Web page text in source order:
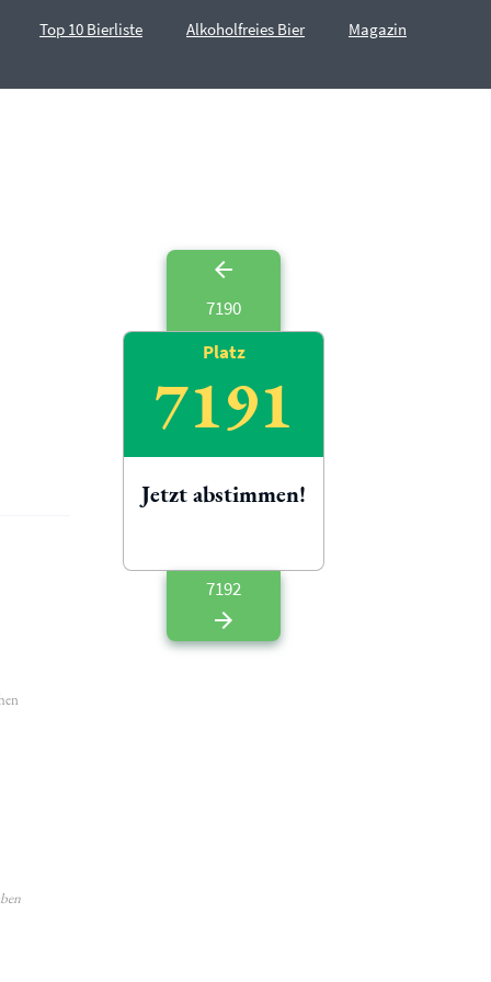
Top 10 Bierliste Alkoholfreies Bier Magazin
7190
Platz
7191
Jetzt abstimmen!
7192